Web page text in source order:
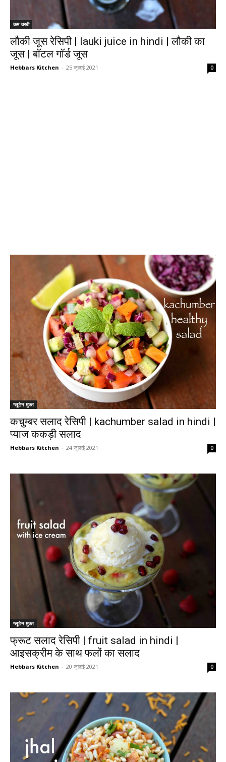
कम चरबी
लौकी जूस रेसिपी | lauki juice in hindi | लौकी का
जूस | बॉटल गॉर्ड जूस
Hebbars Kitchen - 25 जुलाई 2021 0
ग्लूटेन मुक्त
कचुम्बर सलाद रेसिपी | kachumber salad in hindi |
प्याज ककड़ी सलाद
Hebbars Kitchen - 24 जुलाई 2021 0
ग्लूटेन मुक्त
फ्रूट सलाद रेसिपी | fruit salad in hindi |
आइसक्रीम के साथ फलों का सलाद
Hebbars Kitchen - 20 जुलाई 2021 0